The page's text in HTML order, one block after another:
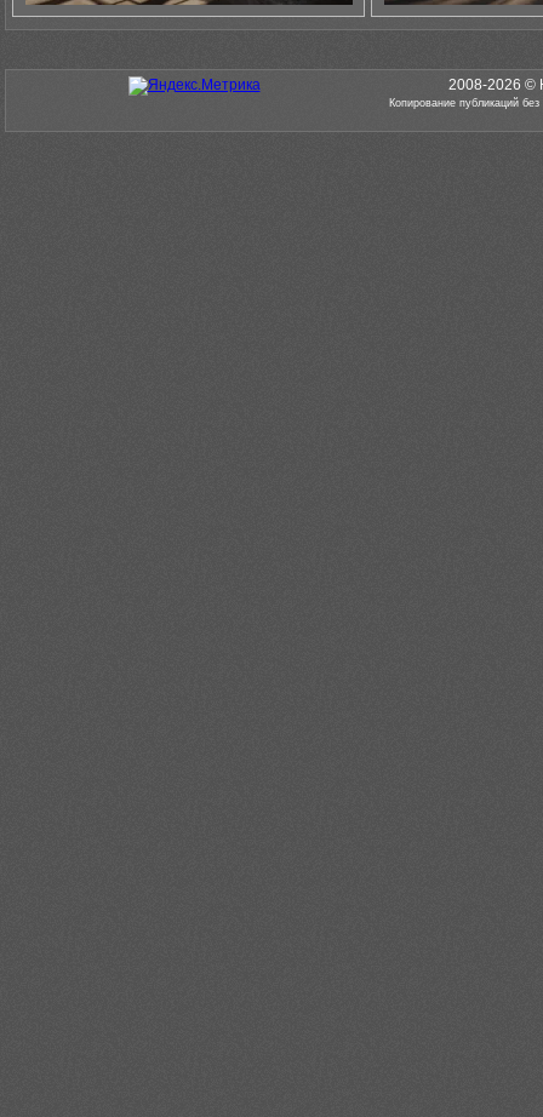
2008-2026 ©
Копирование публикаций